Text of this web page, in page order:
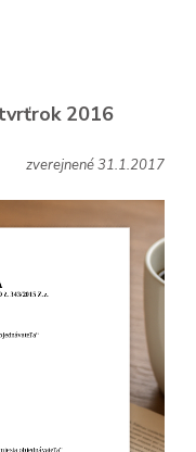
2016
zverejnené 31.1.2017